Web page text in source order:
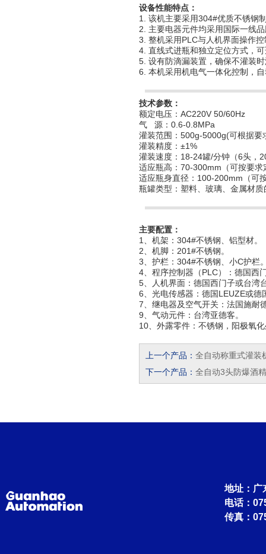
设备性能特点：
1. 该机主要采用304#优质不锈钢
2. 主要电器元件均采用国际一线
3. 整机采用PLC与人机界面操作
4. 直线式进瓶和独立定位方式，
5. 设有防滴漏装置，确保不灌装
6. 本机采用机电气一体化控制，
技术参数：
额定电压：AC220V 50/60Hz
气 源：0.6-0.8MPa
灌装范围：500g-5000g(可根据要
灌装精度：±1%
灌装速度：18-24罐/分钟（6头，
适应瓶高：70-300mm（可按要求
适应瓶身直径：100-200mm（可
瓶罐类型：塑料、玻璃、金属材
主要配置：
1、机架：304#不锈钢、铝型材。
2、机脚：201#不锈钢。
3、护栏：304#不锈钢、小C护栏
4、程序控制器（PLC）：德国西
5、人机界面：德国西门子或台湾
6、光电传感器：德国LEUZE或德
7、继电器及空气开关：法国施耐
9、气动元件：台湾亚德客。
10、外露零件：不锈钢，阳极氧
上一个产品： 全自动称重式灌装
下一个产品： 全自动3头防爆酒
地址：广
电话：
传真：